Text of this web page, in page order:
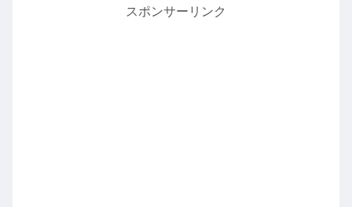
スポンサーリンク